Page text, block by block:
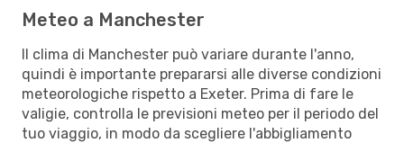
Meteo a Manchester
Il clima di Manchester può variare durante l'anno,
quindi è importante prepararsi alle diverse condizioni
meteorologiche rispetto a Exeter. Prima di fare le
valigie, controlla le previsioni meteo per il periodo del
tuo viaggio, in modo da scegliere l'abbigliamento